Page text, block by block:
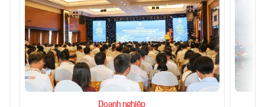
Doanh nghiệp